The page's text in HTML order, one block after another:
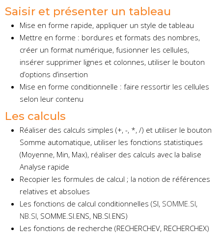
Saisir et présenter un tableau
Mise en forme rapide, appliquer un style de tableau
Mettre en forme : bordures et formats des nombres,
créer un format numérique, fusionner les cellules,
insérer supprimer lignes et colonnes, utiliser le bouton
d’options d’insertion
Mise en forme conditionnelle : faire ressortir les cellules
selon leur contenu
Les calculs
Réaliser des calculs simples (+, -, *, /) et utiliser le bouton
Somme automatique, utiliser les fonctions statistiques
(Moyenne, Min, Max), réaliser des calculs avec la balise
Analyse rapide
Recopier les formules de calcul ; la notion de références
relatives et absolues
Les fonctions de calcul conditionnelles (SI, SOMME.SI,
NB.SI, SOMME.SI.ENS, NB.SI.ENS)
Les fonctions de recherche (RECHERCHEV, RECHERCHEX)